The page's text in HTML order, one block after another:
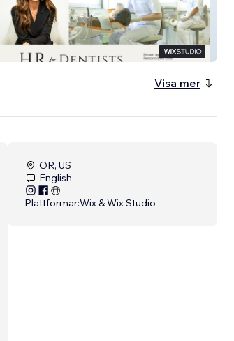
HR for Dentists
Visa mer
OR, US
English
Plattformar:Wix & Wix Studio